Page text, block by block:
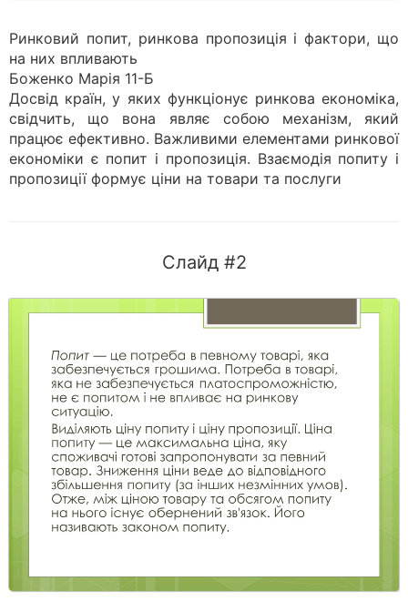
Ринковий попит, ринкова пропозиція і фактори, що
на них впливають
Боженко Марія 11-Б
Досвід країн, у яких функціонує ринкова економіка,
свідчить, що вона являє собою механізм, який
працює ефективно. Важливими елементами ринкової
економіки є попит і пропозиція. Взаємодія попиту і
пропозиції формує ціни на товари та послуги
Слайд #2